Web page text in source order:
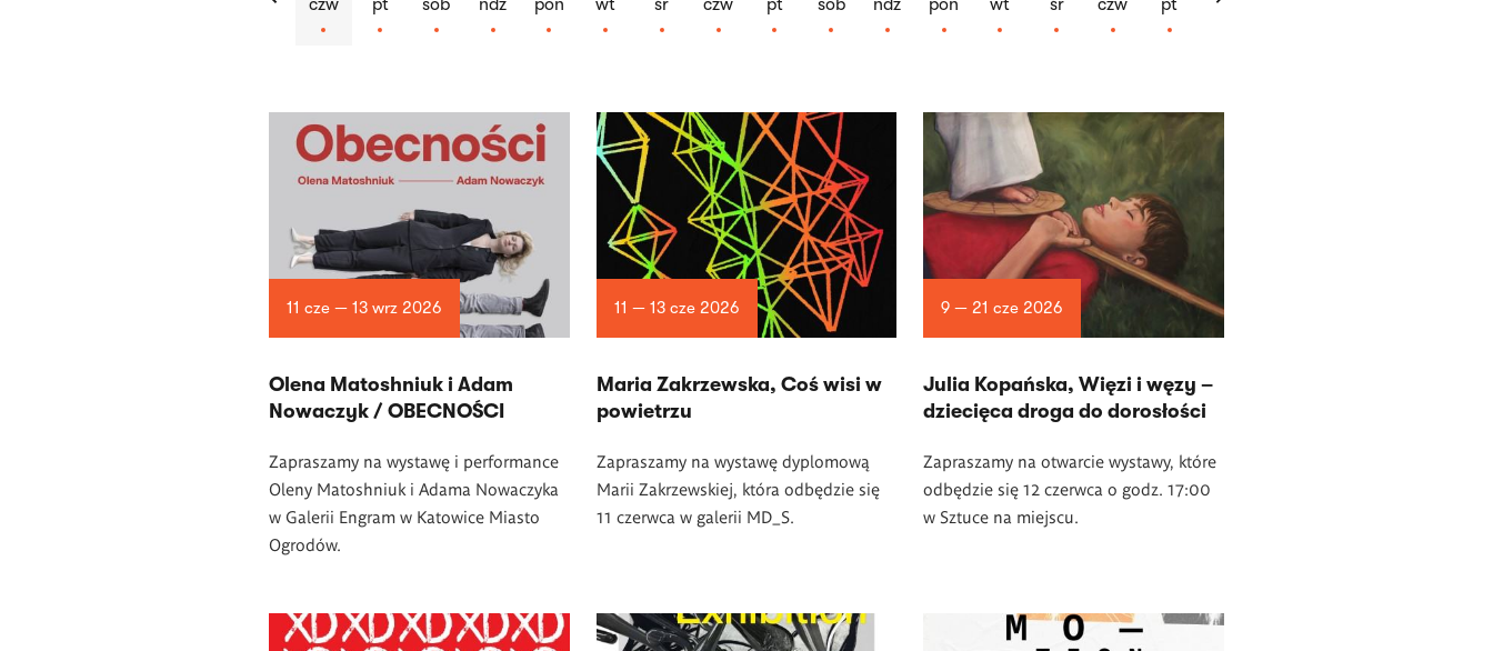
czw
pt
sob
ndz
pon
wt
śr
czw
pt
sob
ndz
pon
wt
śr
czw
pt
Lista
artykułów
11 cze — 13 wrz 2026
Olena Matoshniuk i Adam
Nowaczyk / OBECNOŚCI
Zapraszamy na wystawę i performance
Oleny Matoshniuk i Adama Nowaczyka
w Galerii Engram w Katowice Miasto
Ogrodów.
11 — 13 cze 2026
Maria Zakrzewska, Coś wisi w
powietrzu
Zapraszamy na wystawę dyplomową
Marii Zakrzewskiej, która odbędzie się
11 czerwca w galerii MD_S.
9 — 21 cze 2026
Julia Kopańska, Więzi i węzy –
dziecięca droga do dorosłości
Zapraszamy na otwarcie wystawy, które
odbędzie się 12 czerwca o godz. 17:00
w Sztuce na miejscu.